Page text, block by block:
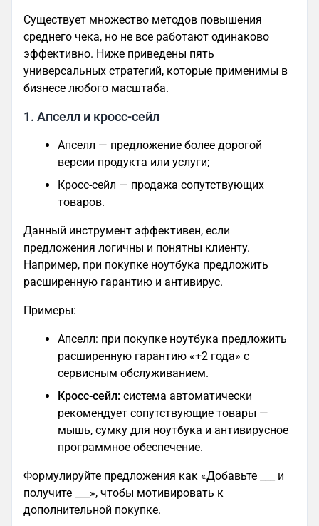
Существует множество методов повышения
среднего чека, но не все работают одинаково
эффективно. Ниже приведены пять
универсальных стратегий, которые применимы в
бизнесе любого масштаба.
1. Апселл и кросс-сейл
Апселл — предложение более дорогой
версии продукта или услуги;
Кросс-сейл — продажа сопутствующих
товаров.
Данный инструмент эффективен, если
предложения логичны и понятны клиенту.
Например, при покупке ноутбука предложить
расширенную гарантию и антивирус.
Примеры:
Апселл: при покупке ноутбука предложить
расширенную гарантию «+2 года» с
сервисным обслуживанием.
Кросс-сейл: система автоматически
рекомендует сопутствующие товары —
мышь, сумку для ноутбука и антивирусное
программное обеспечение.
Формулируйте предложения как «Добавьте ___ и
получите ___», чтобы мотивировать к
дополнительной покупке.